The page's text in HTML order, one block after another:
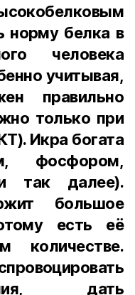
норму белка в
человека
учитывая,
правильно
только при
Икра богата
фосфором,
так далее).
большое
есть её
количестве.
дать